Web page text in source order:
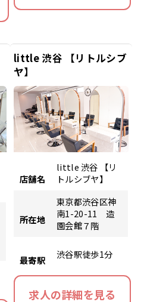
little 渋谷 【リトルシブ
ヤ】
店舗名
little 渋谷 【リ
トルシブヤ】
所在地
東京都渋谷区神
南1-20-11 造
園会館７階
最寄駅 渋谷駅徒歩1分
求人の詳細を見る